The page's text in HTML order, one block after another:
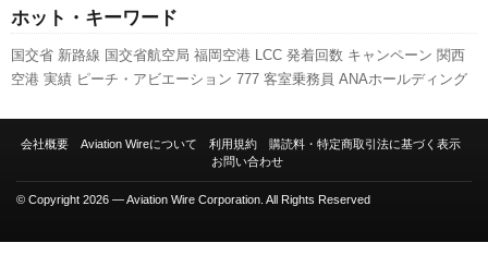
ホット・キーワード
国交省 新路線 国交省航空局 福岡空港 LCC 発着回数 キャンペーン 関西
空港 実績 ピーチ・アビエーション 777 客室乗務員 ANAホールディング
ルス スターフライヤー 羽田空港 ボーイング 成田空港 エアバス 航空貨物
会社概要 Aviation Wireについて 利用規約
購読料・特定商取引法に基づく表示
お問い合わせ
© Copyright 2026 — Aviation Wire Corporation. All Rights Reserved